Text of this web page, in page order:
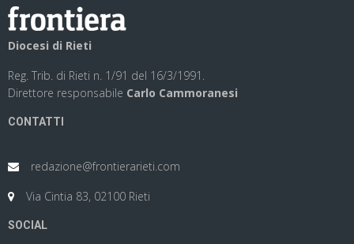
Diocesi di Rieti
Reg. Trib. di Rieti n. 1/91 del 16/3/1991.
Direttore responsabile Carlo Cammoranesi
CONTATTI
redazione@frontierarieti.com
Via Cintia 83, 02100 Rieti
SOCIAL